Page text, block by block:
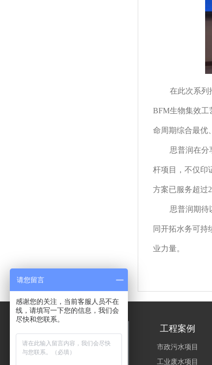
在此次系列
BFM生物集效工
命周期综合最优
思普润在分
杆项目，不仅印
方案已服务超过
思普润期待
同开拓水务可持
业力量。
公司简介
工程案例
市政污水项目
工业废水项目
请您留言
感谢您的关注，当前客服人员不在
线，请填写一下您的信息，我们会
尽快和您联系。